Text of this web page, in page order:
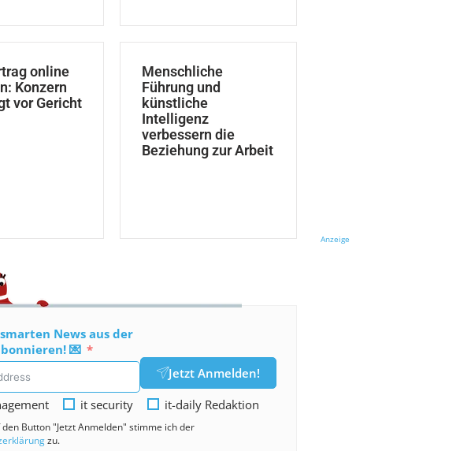
online
Konzern
vor Gericht
Menschliche
Führung und
künstliche
Intelligenz
verbessern die
Beziehung zur Arbeit
News aus der
💌
Jetzt Anmelden!
it security it-daily Redaktion
den Button "Jetzt Anmelden" stimme ich der
zu.
Anzeige